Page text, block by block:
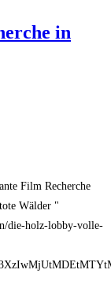
in
Film Recherche
Wälder "
die-holz-lobby-volle-